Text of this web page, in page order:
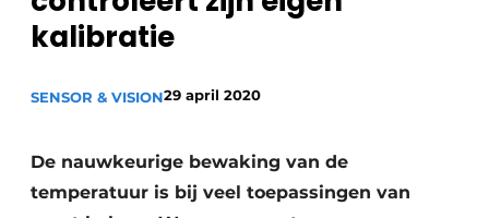
Privacy / Cookie statement
Vacatures
kalibratie
SENSOR & VISION29 april 2020
De nauwkeurige bewaking van de
temperatuur is bij veel toepassingen van